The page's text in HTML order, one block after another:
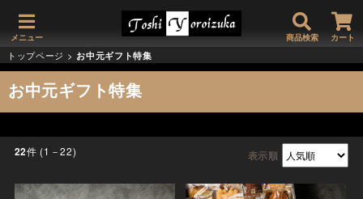
メニュー 商品検索 カート
トップページ > お中元ギフト特集
お中元ギフト特集
22件 (1－22) 表示順